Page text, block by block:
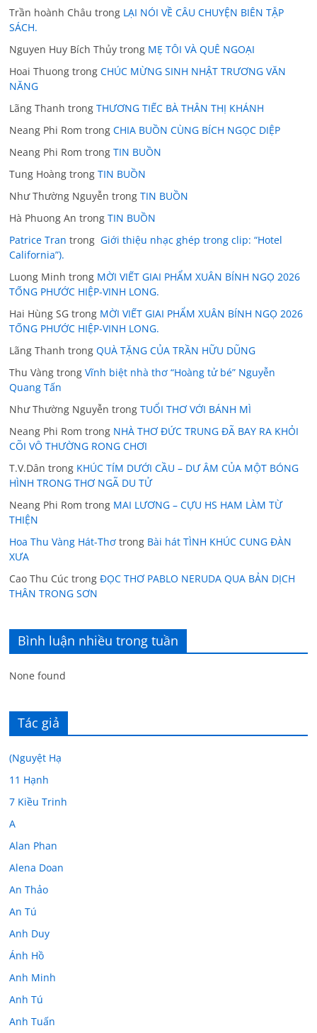
Trần hoành Châu trong LẠI NÓI VỀ CÂU CHUYỆN BIÊN TẬP
SÁCH.
Nguyen Huy Bích Thủy trong MẸ TÔI VÀ QUÊ NGOẠI
Hoai Thuong trongCHÚC MỪNG SINH NHẬT TRƯƠNG VĂN
NĂNG
Lãng Thanh trongTHƯƠNG TIẾC BÀ THÂN THỊ KHÁNH
Neang Phi Rom trongCHIA BUỒN CÙNG BÍCH NGỌC DIỆP
Neang Phi Rom trongTIN BUỒN
Tung Hoàng trongTIN BUỒN
Như Thường Nguyễn trongTIN BUỒN
Hà Phuong An trongTIN BUỒN
Patrice Tran trong Giới thiệu nhạc ghép trong clip: “Hotel
California”).
Luong Minh trong MỜI VIẾT GIAI PHẨM XUÂN BÍNH NGỌ 2026
TỐNG PHƯỚC HIỆP-VINH LONG.
Hai Hùng SG trong MỜI VIẾT GIAI PHẨM XUÂN BÍNH NGỌ 2026
TỐNG PHƯỚC HIỆP-VINH LONG.
Lãng Thanh trongQUÀ TẶNG CỦA TRẦN HỮU DŨNG
Thu Vàng trongVĩnh biệt nhà thơ “Hoàng tử bé” Nguyễn
Quang Tấn
Như Thường Nguyễn trongTUỔI THƠ VỚI BÁNH MÌ
Neang Phi Rom trong NHÀ THƠ ĐỨC TRUNG ĐÃ BAY RA KHỎI
CÕI VÔ THƯỜNG RONG CHƠI
T.V.Dân trong KHÚC TÍM DƯỚI CẦU – DƯ ÂM CỦA MỘT BÓNG
HÌNH TRONG THƠ NGÃ DU TỬ
Neang Phi Rom trong MAI LƯƠNG – CỰU HS HAM LÀM TỪ
THIỆN
Hoa Thu Vàng Hát-Thơ trong Bài hát TÌNH KHÚC CUNG ĐÀN
XƯA
Cao Thu Cúc trongĐỌC THƠ PABLO NERUDA QUA BẢN DỊCH
THÂN TRONG SƠN
Bình luận nhiều trong tuần
None found
Tác giả
(Nguyệt Hạ
11 Hạnh
7 Kiều Trinh
A
Alan Phan
Alena Doan
An Thảo
An Tú
Anh Duy
Ánh Hồ
Anh Minh
Anh Tú
Anh Tuấn